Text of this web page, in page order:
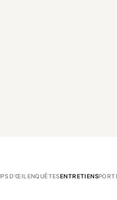
D’ŒIL ENQUÊTESENTRETIENS